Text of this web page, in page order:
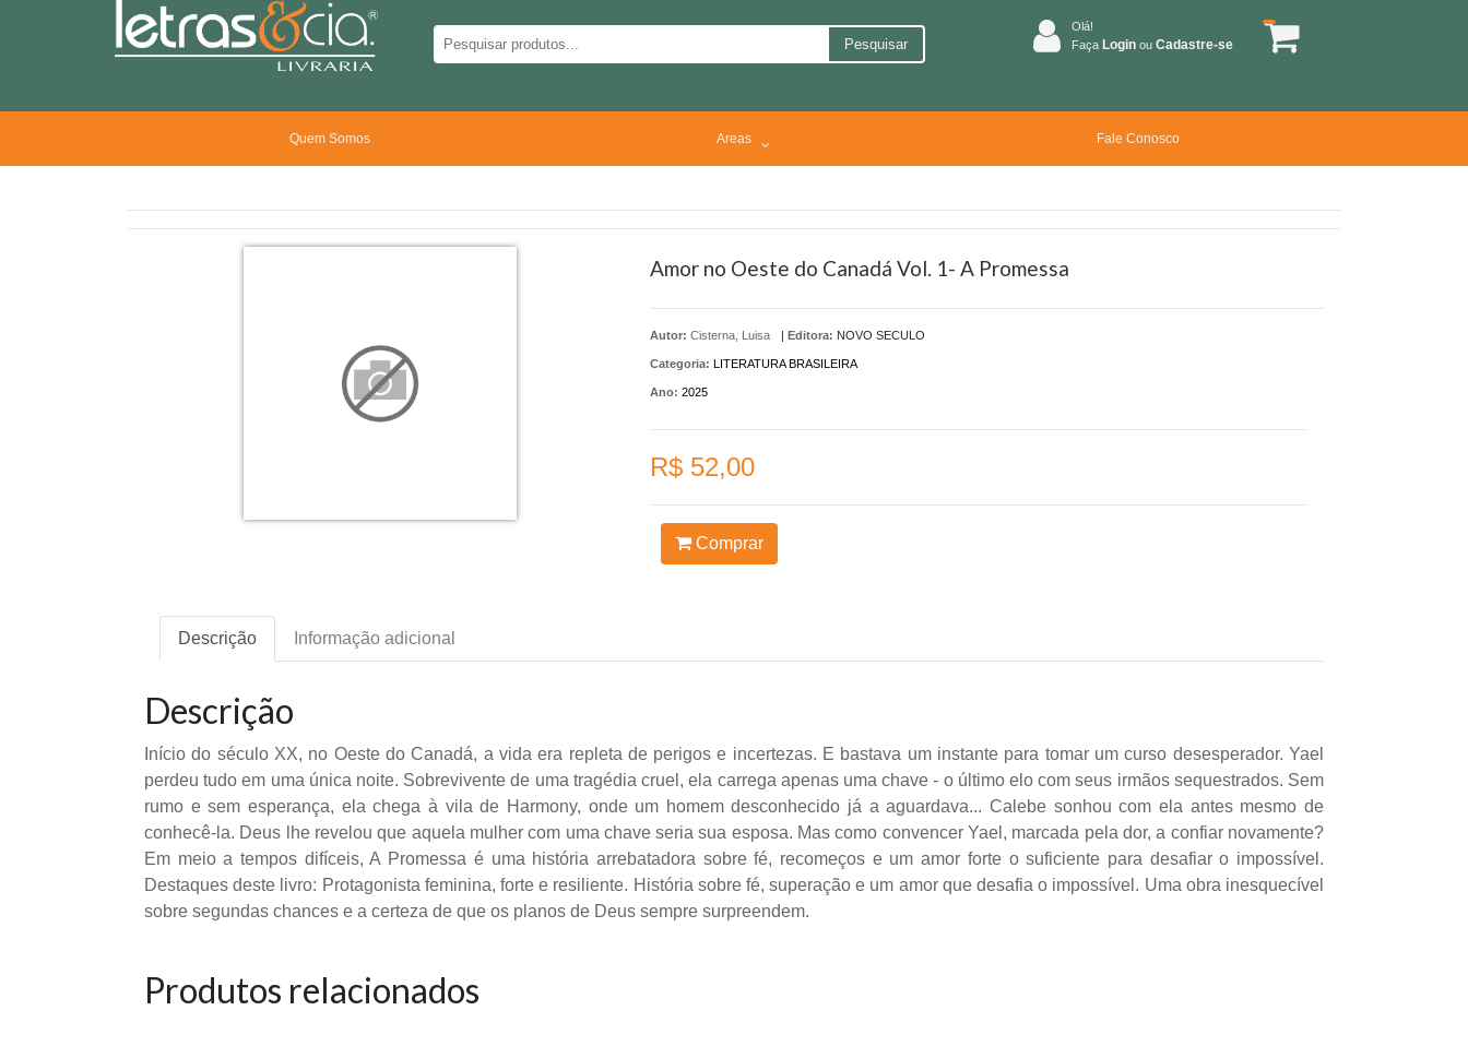
Pesquisar
Olá!
Faça Login ou Cadastre-se
Quem Somos Areas Fale Conosco
Amor no Oeste do Canadá Vol. 1- A Promessa
Autor: Cisterna, Luisa | Editora: NOVO SECULO
Categoria: LITERATURA BRASILEIRA
Ano: 2025
R$ 52,00
Comprar
Descrição Informação adicional
Descrição
Início do século XX, no Oeste do Canadá, a vida era repleta de perigos e incertezas. E bastava um instante para tomar um curso desesperador. Yael
perdeu tudo em uma única noite. Sobrevivente de uma tragédia cruel, ela carrega apenas uma chave - o último elo com seus irmãos sequestrados. Sem
rumo e sem esperança, ela chega à vila de Harmony, onde um homem desconhecido já a aguardava... Calebe sonhou com ela antes mesmo de
conhecê-la. Deus lhe revelou que aquela mulher com uma chave seria sua esposa. Mas como convencer Yael, marcada pela dor, a confiar novamente?
Em meio a tempos difíceis, A Promessa é uma história arrebatadora sobre fé, recomeços e um amor forte o suficiente para desafiar o impossível.
Destaques deste livro: Protagonista feminina, forte e resiliente. História sobre fé, superação e um amor que desafia o impossível. Uma obra inesquecível
sobre segundas chances e a certeza de que os planos de Deus sempre surpreendem.
Produtos relacionados